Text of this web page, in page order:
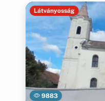
9883
Látványosság